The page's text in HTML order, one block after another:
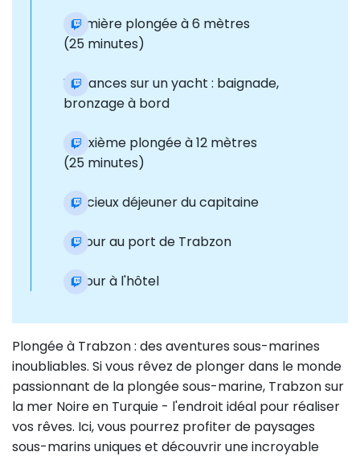
Première plongée à 6 mètres
(25 minutes)
Vacances sur un yacht : baignade,
bronzage à bord
Deuxième plongée à 12 mètres
(25 minutes)
Délicieux déjeuner du capitaine
Retour au port de Trabzon
Retour à l'hôtel
Plongée à Trabzon : des aventures sous-marines
inoubliables. Si vous rêvez de plonger dans le monde
passionnant de la plongée sous-marine, Trabzon sur
la mer Noire en Turquie - l'endroit idéal pour réaliser
vos rêves. Ici, vous pourrez profiter de paysages
sous-marins uniques et découvrir une incroyable